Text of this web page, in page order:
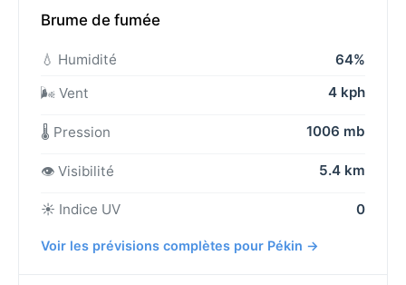
Brume de fumée
💧 Humidité
64%
🌬️ Vent
4 kph
🌡️ Pression 1006 mb
👁️ Visibilité 5.4 km
☀️ Indice UV 0
Voir les prévisions complètes pour Pékin →